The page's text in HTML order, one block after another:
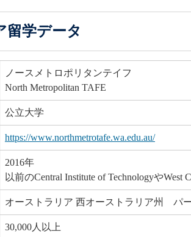
留学データ
ノースメトロポリタンテイフ
North Metropolitan TAFE
公立大学
https://www.northmetrotafe.wa.edu.au/
2016年
以前のCentral Institute of TechnologyやWest
オーストラリア 西オーストラリア州 パ
30,000人以上